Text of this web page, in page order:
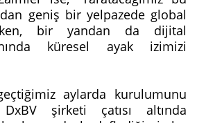
geniş bir yelpazede global
bir yandan da dijital
küresel ayak izimizi
aylarda kurulumunu
DxBV şirketi çatısı altında